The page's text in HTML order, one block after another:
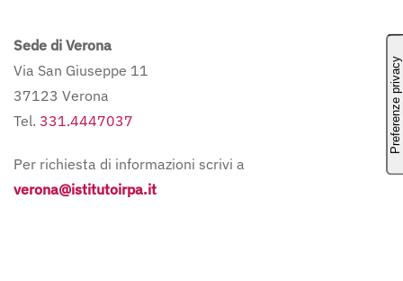
Sede di Verona
Via San Giuseppe 11
37123 Verona
Tel. 331.4447037
Per richiesta di informazioni scrivi a
verona@istitutoirpa.it